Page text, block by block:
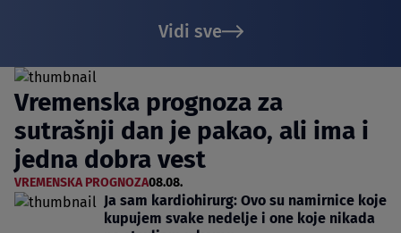
Vidi sve
Vremenska prognoza za
sutrašnji dan je pakao, ali ima i
jedna dobra vest
VREMENSKA PROGNOZA08.08.
Ja sam kardiohirurg: Ovo su namirnice koje
kupujem svake nedelje i one koje nikada